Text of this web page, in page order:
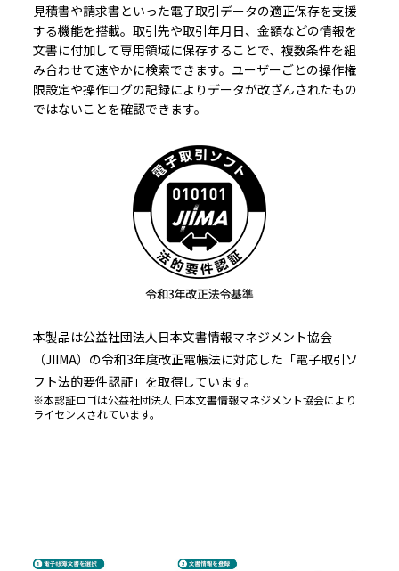
見積書や請求書といった電子取引データの適正保存を支援
する機能を搭載。取引先や取引年月日、金額などの情報を
文書に付加して専用領域に保存することで、複数条件を組
み合わせて速やかに検索できます。ユーザーごとの操作権
限設定や操作ログの記録によりデータが改ざんされたもの
ではないことを確認できます。
本製品は公益社団法人日本文書情報マネジメント協会
（JIIMA）の令和3年度改正電帳法に対応した「電子取引ソ
フト法的要件認証」を取得しています。
※本認証ロゴは公益社団法人 日本文書情報マネジメント協会により
ライセンスされています。